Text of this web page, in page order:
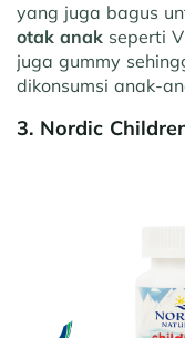
yang juga bagus
otak anak seperti
juga gummy
dikonsumsi anak-
3. Nordic